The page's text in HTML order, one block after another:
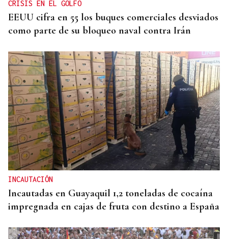
CRISIS EN EL GOLFO
EEUU cifra en 55 los buques comerciales desviados
como parte de su bloqueo naval contra Irán
INCAUTACIÓN
Incautadas en Guayaquil 1,2 toneladas de cocaína
impregnada en cajas de fruta con destino a España